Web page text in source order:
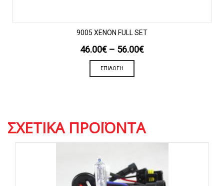
9005 XENON FULL SET
46.00€ – 56.00€
ΕΠΙΛΟΓΉ
επιλογές
στη
σελίδα
του
ΣΧΕΤΙΚΆ ΠΡΟΪΌΝΤΑ